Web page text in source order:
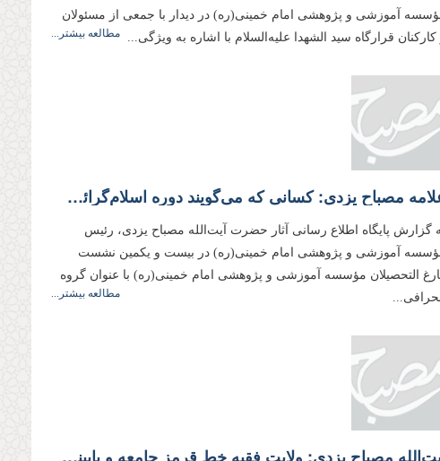
آموزشی و پژوهشی امام خمینی(ره) در دیدار با جمعی از مسئولان
کارکنان قرارگاه سید الشهدا علیه‌السلام با اشاره به ویژگی...
مطالعه بیشتر...
علامه مصباح یزدی: كسانی كه می‌گویند دوره اسلام‌گرائی به پایان رسیده با اسلامیت نظام مخالفند
گزارش پایگاه اطلاع رسانی آثار حضرت آیت‌الله مصباح یزدی، رئیس
آموزشی و پژوهشی امام خمینی(ره) در بیست و یكمین نشست
التحصیلان مؤسسه آموزشی و پژوهشی امام خمینی(ره) با عنوان گروه
مطالعه بیشتر...